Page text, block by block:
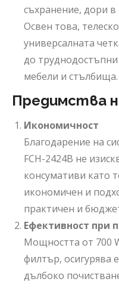
съхранение, дори
Освен това,
универсалната
до
мебели и стълбища.
Предимства
Икономичност
Благодарение на
FCH-2424B не
консумативи като
икономичен и
практичен и
Ефективност при
Мощността от 700
филтър, осигурява
дълбоко